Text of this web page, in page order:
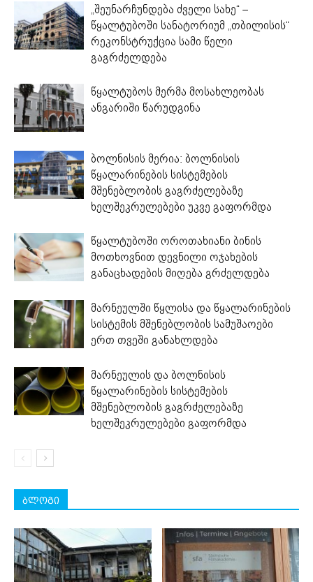
„შეუნარჩუნდება ძველი სახე“ –
წყალტუბოში სანატორიუმ „თბილისის“
რეკონსტრუქცია სამი წელი
გაგრძელდება
წყალტუბოს მერმა მოსახლეობას
ანგარიში წარუდგინა
ბოლნისის მერია: ბოლნისის
წყალარინების სისტემების
მშენებლობის გაგრძელებაზე
ხელშეკრულებები უკვე გაფორმდა
წყალტუბოში ოროთახიანი ბინის
მოთხოვნით დევნილი ოჯახების
განაცხადების მიღება გრძელდება
მარნეულში წყლისა და წყალარინების
სისტემის მშენებლობის სამუშაოები
ერთ თვეში განახლდება
მარნეულის და ბოლნისის
წყალარინების სისტემების
მშენებლობის გაგრძელებაზე
ხელშეკრულებები გაფორმდა
ბლოგი